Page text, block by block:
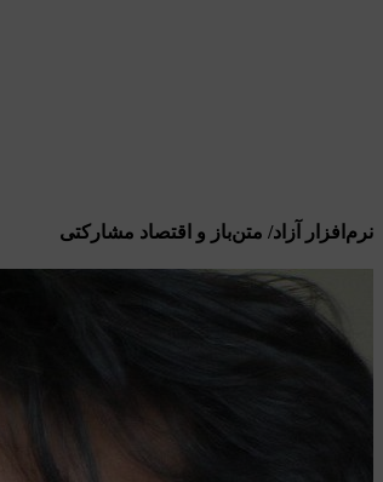
نرم‌افزار آزاد/ متن‌باز و اقتصاد مشارکتی